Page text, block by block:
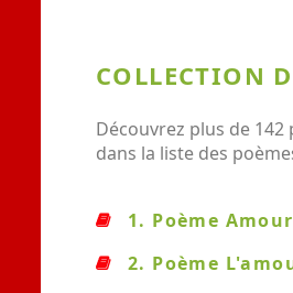
COLLECTION
Découvrez plus de
dans la liste des
1. Poème
2. Poème